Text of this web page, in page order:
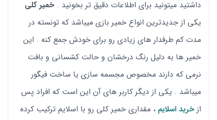
داشتید میتونید برای اطلاعات دقیق تر بخونید . خمیر کلی
یکی از جدیدترین انواع خمیر بازی میباشد که تونسته در
مدت کم طرفدار های زیادی رو برای خودش جمع کنه . این
خمیر ها به دلیل رنگ درخشان و حالت کشسانی و بافت
نرمی که دارند مخصوص مجسمه سازی یا ساخت فیگور
میباشد . یکی از دیگر کاربر های آن این است که افراد پس
از خرید اسلایم ، مقداری خمیر کلی رو با اسلایم ترکیب کرده